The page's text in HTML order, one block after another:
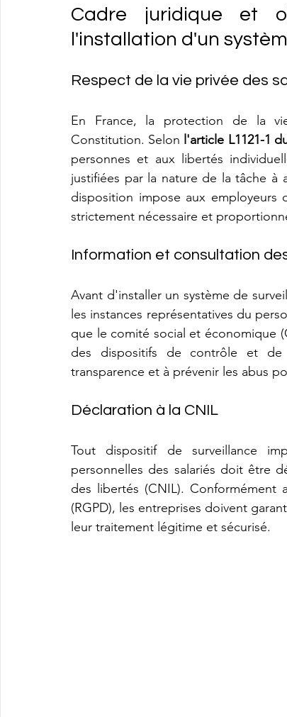
Cadre juridique et
l'installation d'un
Respect de la vie privée des
En France, la protection de la
Constitution. Selon l'article L1121-1
personnes et aux libertés
justifiées par la nature de la tâche
disposition impose aux
strictement nécessaire et
Information et consultation
Avant d'installer un système de
les instances représentatives du
que le comité social et économique
des dispositifs de contrôle et de
transparence et à prévenir les abus
Déclaration à la CNIL
Tout dispositif de surveillance
personnelles des salariés doit être
des libertés (CNIL). Conformément
(RGPD), les entreprises doivent
leur traitement légitime et sécurisé.